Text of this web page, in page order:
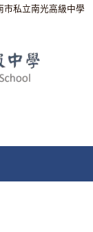
市私立南光高級中學